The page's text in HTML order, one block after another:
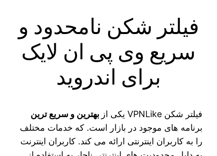
فیلتر شکن نامحدود و
سریع وی پی ان لایک
برای اندروید
فیلتر شکن VPNLike یکی از
بهترین و سریع ترین
برنامه های موجود در بازار است. که خدمات مختلف
را به کاربران اینترنتی ارائه می‌ کند. کاربران اینترنت